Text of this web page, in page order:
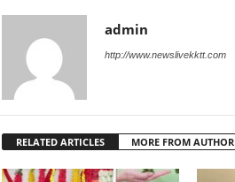
admin
http://www.newslivekktt.com
RELATED ARTICLES MORE FROM AUTHOR